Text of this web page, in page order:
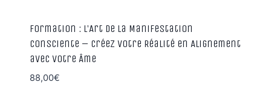
Formation : L’Art de la Manifestation
Consciente – Créez Votre Réalité en Alignement
avec Votre Âme
88,00€